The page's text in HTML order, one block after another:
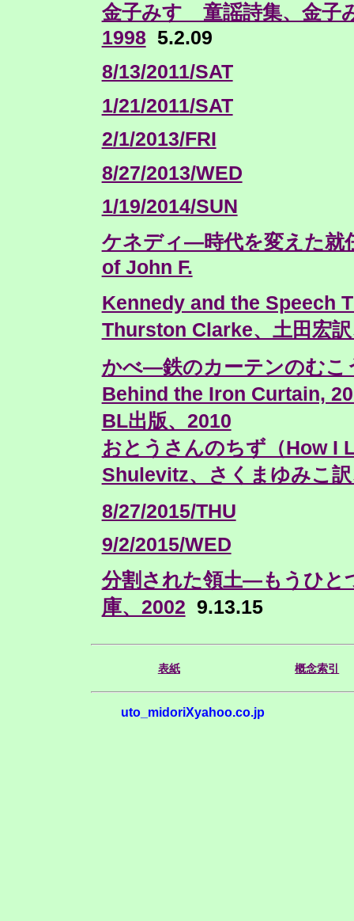
金子みすゞ童謡詩集、金子
19985.2.09
8/13/2011/SAT
1/21/2011/SAT
2/1/2013/FRI
8/27/2013/WED
1/19/2014/SUN
ケネディ―時代を変えた就
of John F.
Kennedy and the Speech
Thurston Clarke、土田宏
かべ―鉄のカーテンのむこ
Behind the Iron Curtain,
BL出版、2010
おとうさんのちず（How I
Shulevitz、さくまゆみこ
8/27/2015/THU
9/2/2015/WED
分割された領土―もうひと
庫、2002 9.13.15
表紙 概念索引
uto_midoriXyahoo.co.jp